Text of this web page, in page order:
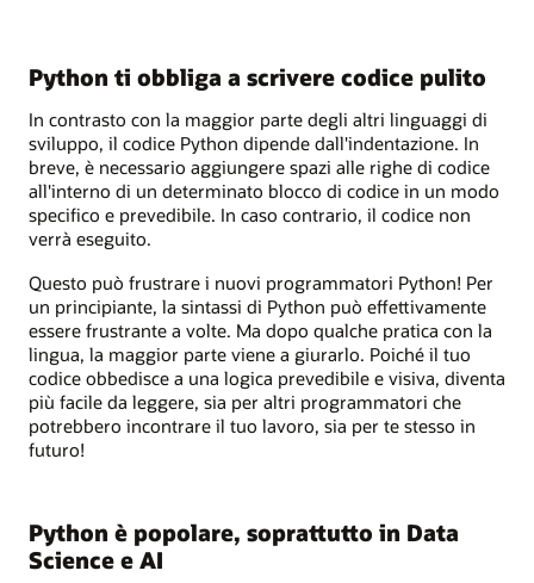
Python ti obbliga a scrivere codice pulito
In contrasto con la maggior parte degli altri linguaggi di
sviluppo, il codice Python dipende dall'indentazione. In
breve, è necessario aggiungere spazi alle righe di codice
all'interno di un determinato blocco di codice in un modo
specifico e prevedibile. In caso contrario, il codice non
verrà eseguito.
Questo può frustrare i nuovi programmatori Python! Per
un principiante, la sintassi di Python può effettivamente
essere frustrante a volte. Ma dopo qualche pratica con la
lingua, la maggior parte viene a giurarlo. Poiché il tuo
codice obbedisce a una logica prevedibile e visiva, diventa
più facile da leggere, sia per altri programmatori che
potrebbero incontrare il tuo lavoro, sia per te stesso in
futuro!
Python è popolare, soprattutto in Data
Science e AI